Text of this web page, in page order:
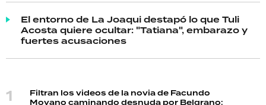
El entorno de La Joaqui destapó lo que Tuli
Acosta quiere ocultar: "Tatiana", embarazo y
fuertes acusaciones
Filtran los videos de la novia de Facundo
Moyano caminando desnuda por Belgrano: